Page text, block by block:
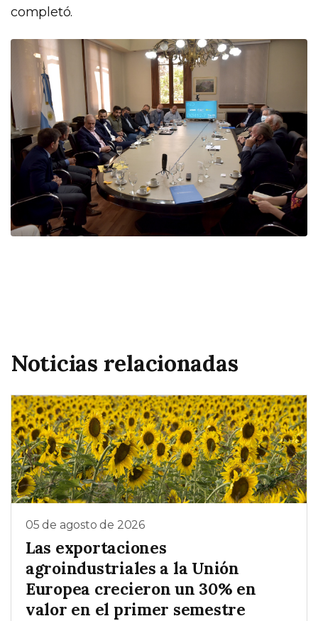
completó.
Noticias relacionadas
05 de agosto de 2026
Las exportaciones
agroindustriales a la Unión
Europea crecieron un 30% en
valor en el primer semestre